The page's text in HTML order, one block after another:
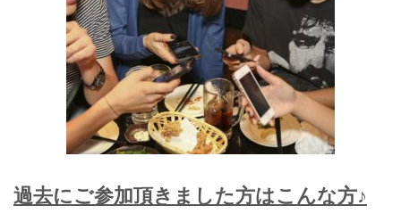
過去にご参加頂きました方はこんな方♪